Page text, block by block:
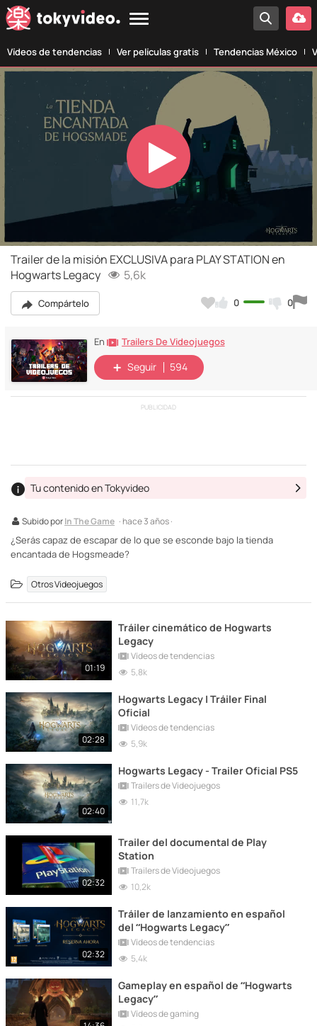
Vídeos de tendencias Ver películas gratis Tendencias México
Play
Video
Trailer de la misión EXCLUSIVA para PLAY STATION en
Hogwarts Legacy
5,6k
Compártelo 0 0
En Trailers De Videojuegos
Seguir 594
PUBLICIDAD
Subido porIn The Game · hace 3 años ·
Tu contenido en Tokyvideo
¿Serás capaz de escapar de lo que se esconde bajo la tienda
encantada de Hogsmeade?
Otros Videojuegos
01:19
Tráiler cinemático de Hogwarts
Legacy
Vídeos de tendencias
5,8k
02:28
Hogwarts Legacy | Tráiler Final
Oficial
Vídeos de tendencias
5,9k
02:40
Hogwarts Legacy - Trailer Oficial PS5
Trailers de Videojuegos
11,7k
02:32
Trailer del documental de Play
Station
Trailers de Videojuegos
10,2k
02:32
Tráiler de lanzamiento en español
del “Hogwarts Legacy”
Vídeos de tendencias
5,4k
Gameplay en español de “Hogwarts
Legacy”
Vídeos de gaming